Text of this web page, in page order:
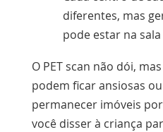
diferentes, mas
pode estar na
O PET scan não dói,
podem ficar ansiosas
permanecer imóveis
você disser à criança